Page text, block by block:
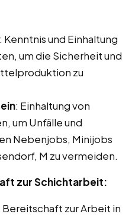
: Kenntnis und Einhaltung
um die Sicherheit und
zu
: Einhaltung von
um Unfälle und
Nebenjobs, Minijobs
M zu vermeiden.
zur Schichtarbeit:
Bereitschaft zur Arbeit in